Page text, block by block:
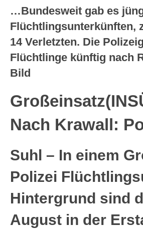
…Bundesweit gab es
Flüchtlingsunterkünften,
14 Verletzten. Die
Flüchtlinge künftig nach
Bild
Nach Krawall:
Suhl – In einem
Polizei
Hintergrund sind
August in der